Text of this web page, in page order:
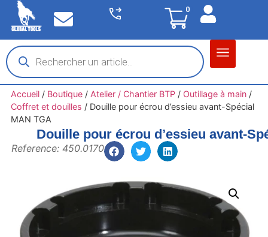
0
Accueil/ Boutique/ Atelier / Chantier BTP/ Outillage à main/
Coffret et douilles / Douille pour écrou d’essieu avant-Spécial
MAN TGA
Douille pour écrou d’essieu avant-
Reference: 450.0170